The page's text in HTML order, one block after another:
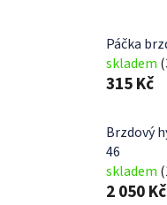
Páčka
skladem
315 Kč
Brzdový
46
skladem
2 050 Kč